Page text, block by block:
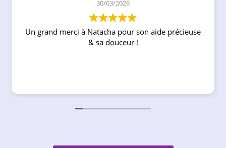
30/03/2026
Un grand merci à Natacha pour son aide précieuse
& sa douceur !